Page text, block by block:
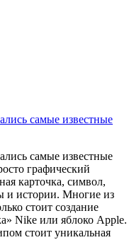
самые известные
самые известные
графический
карточка, символ,
и истории. Многие из
стоит создание
Nike или яблоко Apple.
стоит уникальная